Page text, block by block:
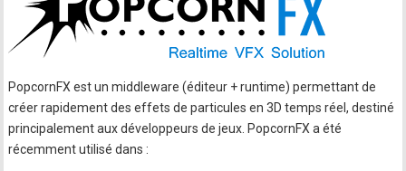
PopcornFX est un middleware (éditeur + runtime) permettant de
créer rapidement des effets de particules en 3D temps réel, destiné
principalement aux développeurs de jeux. PopcornFX a été
récemment utilisé dans :